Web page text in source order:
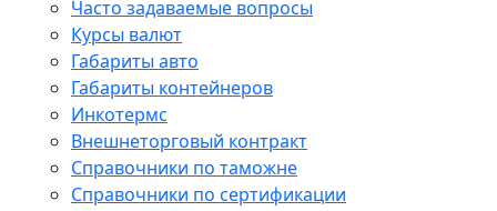
Часто задаваемые вопросы
Курсы валют
Габариты авто
Габариты контейнеров
Инкотермс
Внешнеторговый контракт
Справочники по таможне
Справочники по сертификации